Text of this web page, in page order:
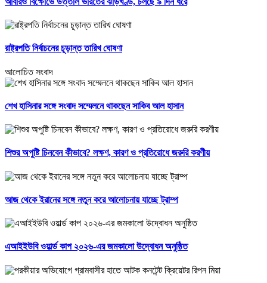
রাষ্ট্রপতি নির্বাচনের চূড়ান্ত তারিখ ঘোষণা
আলোচিত সংবাদ
শেখ হাসিনার সঙ্গে সংবাদ সম্মেলনে থাকছেন সাকিব আল হাসান
শিশুর অপুষ্টি চিনবেন কীভাবে? লক্ষণ, কারণ ও প্রতিরোধে জরুরি করণীয়
আজ থেকে ইরানের সঙ্গে নতুন করে আলোচনায় যাচ্ছে ট্রাম্প
এআইইউবি ওয়ার্ল্ড কাপ ২০২৬-এর জমকালো উদ্বোধন অনুষ্ঠিত